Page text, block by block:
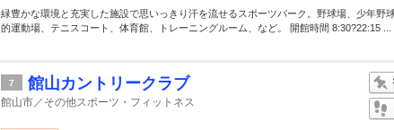
緑豊かな環境と充実した施設で思いっきり汗を流せるスポーツパーク。野球場、少年野
的運動場、テニスコート、体育館、トレーニングルーム、など。 開館時間 8:30?22:15 ...
7 館山カントリークラブ
館山市／その他スポーツ・フィットネス